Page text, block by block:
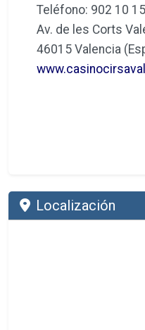
Teléfono: 902 10
Av. de les Corts
46015 Valencia
Localización